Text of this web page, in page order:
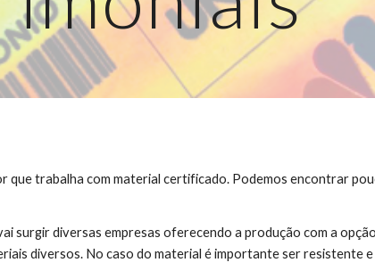
trabalha com material certificado. Podemos encontrar
surgir diversas empresas oferecendo a produção com a
diversos. No caso do material é importante ser resistente